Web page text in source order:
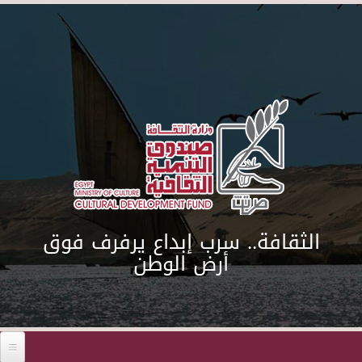
Skip to main content
الثقافة.. سرب إبداع يرفرف فوق
أرض الوطن
Before 01